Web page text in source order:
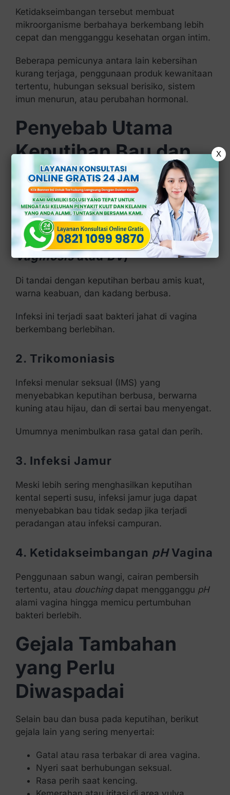
Ketidakseimbangan tersebut membuat
mikroorganisme berbahaya berkembang lebih
cepat dan mengganggu kesehatan organ intim.
Beberapa pemicunya antara lain kebersihan
kurang terjaga, penggunaan produk kewanitaan
tertentu, hubungan seksual berisiko, sistem
imun menurun, atau perubahan hormonal.
Penyebab Utama
Keputihan Bau dan
Berbusa
Berikut ini penyebab utamanya:
1. Infeksi Bakteri (Bacterial
VaginosisatauBV)
Di tandai dengan keputihan berbau amis kuat,
warna keabuan, dan kadang berbusa.
Infeksi ini terjadi saat bakteri jahat di vagina
berkembang berlebihan.
2. Trikomoniasis
Infeksi menular seksual (IMS) yang
menyebabkan keputihan berbusa, berwarna
kuning atau hijau, dan di sertai bau menyengat.
Umumnya menimbulkan rasa gatal dan perih.
3. Infeksi Jamur
Meski lebih sering menghasilkan keputihan
kental seperti susu, infeksi jamur juga dapat
menyebabkan bau tidak sedap jika terjadi
peradangan atau infeksi campuran.
4. Ketidakseimbangan pHVagina
Penggunaan sabun wangi, cairan pembersih
tertentu, atau douchingdapat mengganggu pH
alami vagina hingga memicu pertumbuhan
bakteri berlebih.
Gejala Tambahan
yang Perlu
Diwaspadai
Selain bau dan busa pada keputihan, berikut
gejala lain yang sering menyertai:
Gatal atau rasa terbakar di area vagina.
Nyeri saat berhubungan seksual.
Rasa perih saat kencing.
X